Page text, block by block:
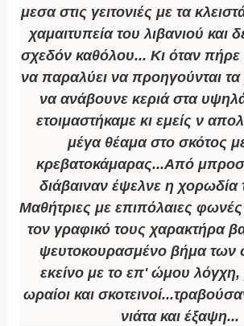
μεσα στις γειτονιές με τα
χαμαιτυπεία του λιβανιού και
σχεδόν καθόλου... Κι όταν
να παραλύει να προηγούνται τα
να ανάβουνε κεριά στα
ετοιμαστήκαμε κι εμείς ν
μέγα θέαμα στο σκότος
κρεβατοκάμαρας...Από
διάβαιναν έψελνε η χορωδία
Μαθήτριες με επιπόλαιες
τον γραφικό τους χαρακτήρα
ψευτοκουρασμένο βήμα των
εκείνο με το επ' ώμου λόγχη,
ωραίοι και
νιάτα και έξαψη...